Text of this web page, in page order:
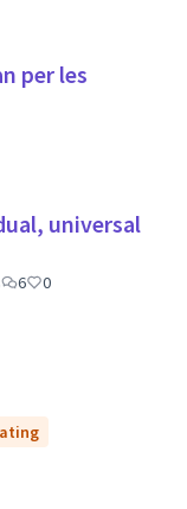
per les
universal
6
0